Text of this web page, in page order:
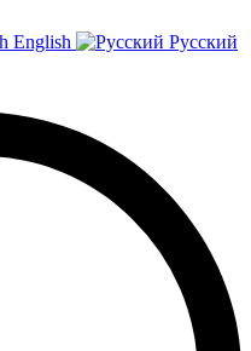
English
Русский